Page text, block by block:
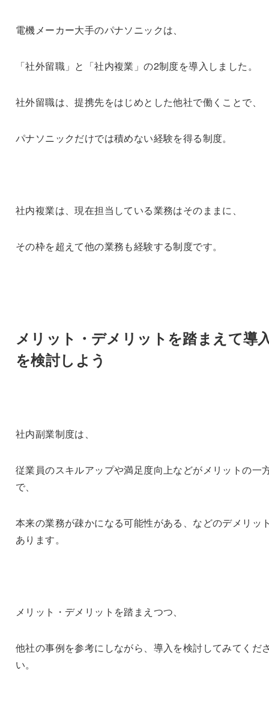
電機メーカー大手のパナソニックは、
「社外留職」と「社内複業」の2制度を導入しました。
社外留職は、提携先をはじめとした他社で働くことで、
パナソニックだけでは積めない経験を得る制度。
社内複業は、現在担当している業務はそのままに、
その枠を超えて他の業務も経験する制度です。
メリット・デメリットを踏まえて導
を検討しよう
社内副業制度は、
従業員のスキルアップや満足度向上などがメリットの一
で、
本来の業務が疎かになる可能性がある、などのデメリッ
あります。
メリット・デメリットを踏まえつつ、
他社の事例を参考にしながら、導入を検討してみてくだ
い。